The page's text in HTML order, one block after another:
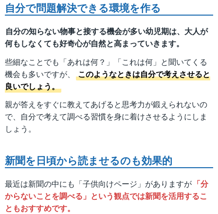
自分で問題解決できる環境を作る
自分の知らない物事と接する機会が多い幼児期は、大人が
何もしなくても好奇心が自然と高まっていきます。
些細なことでも「あれは何？」「これは何」と聞いてくる
機会も多いですが、
このようなときは自分で考えさせると
良いでしょう。
親が答えをすぐに教えてあげると思考力が鍛えられないの
で、自分で考えて調べる習慣を身に着けさせるようにしま
しょう。
新聞を日頃から読ませるのも効果的
最近は新聞の中にも「子供向けページ」がありますが 「分
からないことを調べる」という観点では新聞を活用するこ
ともおすすめです。